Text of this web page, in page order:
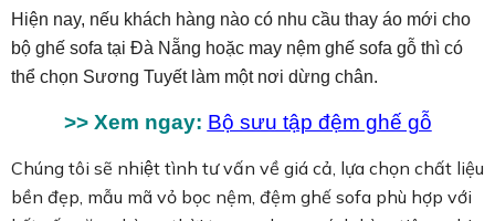
Hiện nay, nếu khách hàng nào có nhu cầu thay áo mới cho
bộ ghế sofa tại Đà Nẵng hoặc may nệm ghế sofa gỗ thì có
thể chọn Sương Tuyết làm một nơi dừng chân.
>> Xem ngay: Bộ sưu tập đệm ghế gỗ
Chúng tôi sẽ nhiệt tình tư vấn về giá cả, lựa chọn chất liệu
bền đẹp, mẫu mã vỏ bọc nệm, đệm ghế sofa phù hợp với